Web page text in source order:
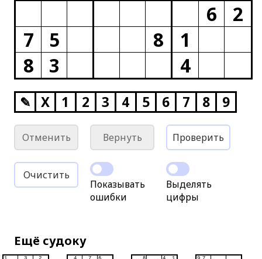
6
2
7
5 8
1
8
3 4
✎ X 1 2 3 4 5 6 7 8 9
Отменить Вернуть Проверить
Очистить
Показывать
ошибки
Выделять
цифры
Ещё судоку